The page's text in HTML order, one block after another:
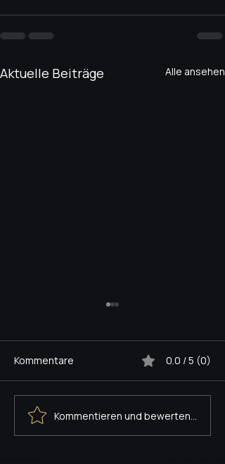
Aktuelle Beiträge Alle ansehen
LAUENROTH NETWORK
WÄCHST.
Kommentare 0.0 / 5 (0)
Kommentieren und bewerten...